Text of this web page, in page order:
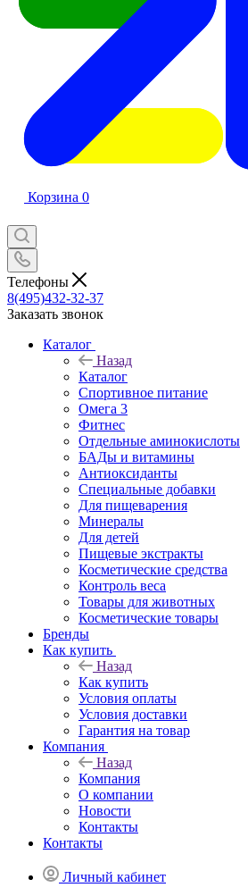
Корзина 0
Телефоны
8(495)432-32-37
Заказать звонок
Каталог
Назад
Каталог
Спортивное питание
Омега 3
Фитнес
Отдельные аминокислоты
БАДы и витамины
Антиоксиданты
Специальные добавки
Для пищеварения
Минералы
Для детей
Пищевые экстракты
Косметические средства
Контроль веса
Товары для животных
Косметические товары
Бренды
Как купить
Назад
Как купить
Условия оплаты
Условия доставки
Гарантия на товар
Компания
Назад
Компания
О компании
Новости
Контакты
Контакты
Личный кабинет